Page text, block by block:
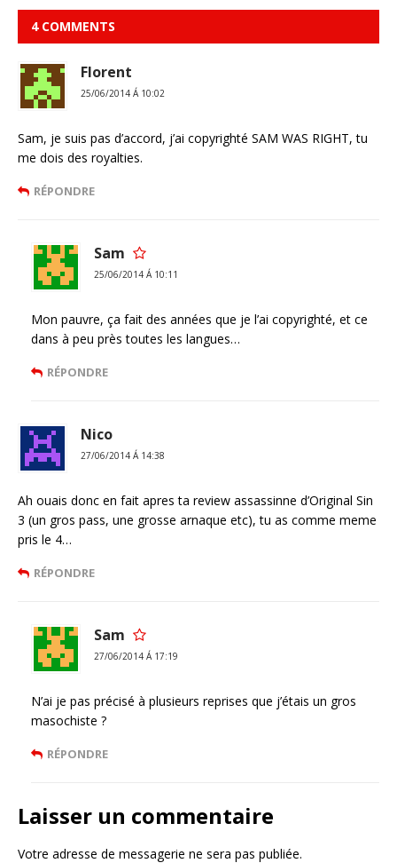
4 COMMENTS
Florent
25/06/2014 Á 10:02
Sam, je suis pas d’accord, j’ai copyrighté SAM WAS RIGHT, tu
me dois des royalties.
RÉPONDRE
Sam
25/06/2014 Á 10:11
Mon pauvre, ça fait des années que je l’ai copyrighté, et ce
dans à peu près toutes les langues…
RÉPONDRE
Nico
27/06/2014 Á 14:38
Ah ouais donc en fait apres ta review assassinne d’Original Sin
3 (un gros pass, une grosse arnaque etc), tu as comme meme
pris le 4…
RÉPONDRE
Sam
27/06/2014 Á 17:19
N’ai je pas précisé à plusieurs reprises que j’étais un gros
masochiste ?
RÉPONDRE
Laisser un commentaire
Votre adresse de messagerie ne sera pas publiée.